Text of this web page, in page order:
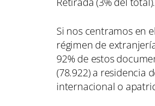
Si nos centramos en
régimen de
92% de estos
(78.922) a residencia
internacional o